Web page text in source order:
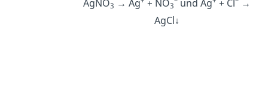
AgNO3 → Ag + NO3 und Ag + Cl →
AgCl↓